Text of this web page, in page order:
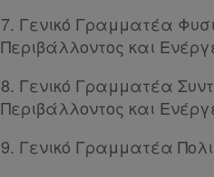
7. Γενικό Γραμματέα
Περιβάλλοντος και
8. Γενικό Γραμματέα
Περιβάλλοντος και
9. Γενικό Γραμματέα